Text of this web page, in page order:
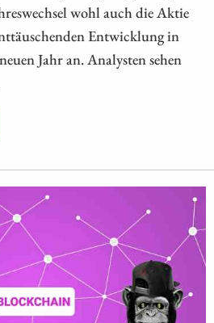
wohl auch die Aktie
Entwicklung in
Jahr an. Analysten sehen